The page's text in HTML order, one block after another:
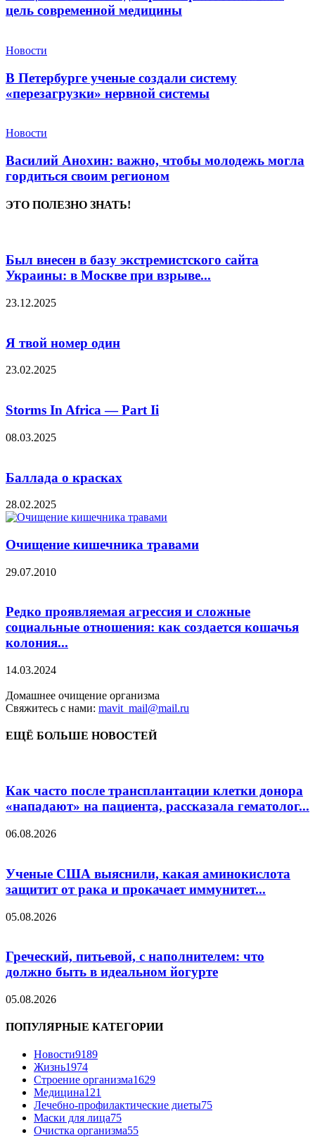
цель современной медицины
Новости
В Петербурге ученые создали систему
«перезагрузки» нервной системы
Новости
Василий Анохин: важно, чтобы молодежь могла
гордиться своим регионом
ЭТО ПОЛЕЗНО ЗНАТЬ!
Был внесен в базу экстремистского сайта
Украины: в Москве при взрыве...
23.12.2025
Я твой номер один
23.02.2025
Storms In Africa — Part Ii
08.03.2025
Баллада о красках
28.02.2025
Очищение кишечника травами
29.07.2010
Редко проявляемая агрессия и сложные
социальные отношения: как создается кошачья
колония...
14.03.2024
Домашнее очищение организма
Свяжитесь с нами: mavit_mail@mail.ru
ЕЩЁ БОЛЬШЕ НОВОСТЕЙ
Как часто после трансплантации клетки донора
«нападают» на пациента, рассказала гематолог...
06.08.2026
Ученые США выяснили, какая аминокислота
защитит от рака и прокачает иммунитет...
05.08.2026
Греческий, питьевой, с наполнителем: что
должно быть в идеальном йогурте
05.08.2026
ПОПУЛЯРНЫЕ КАТЕГОРИИ
Новости9189
Жизнь1974
Строение организма1629
Медицина121
Лечебно-профилактические диеты75
Маски для лица75
Очистка организма55